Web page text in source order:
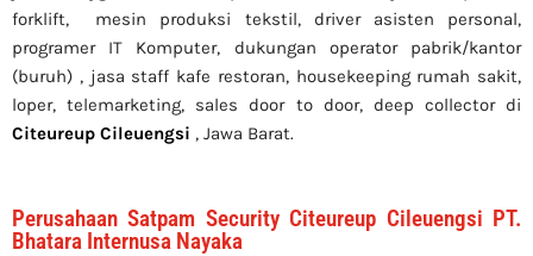
forklift, mesin produksi tekstil, driver asisten personal,
programer IT Komputer, dukungan operator pabrik/kantor
(buruh) , jasa staff kafe restoran, housekeeping rumah sakit,
loper, telemarketing, sales door to door, deep collector di
Citeureup Cileuengsi , Jawa Barat.
Perusahaan Satpam Security Citeureup Cileuengsi PT.
Bhatara Internusa Nayaka